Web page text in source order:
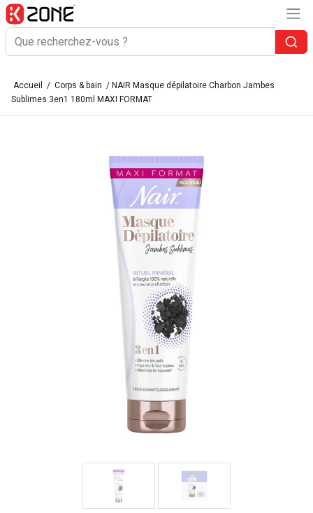
Accueil / Corps & bain / NAIR Masque dépilatoire Charbon Jambes
Sublimes 3en1 180ml MAXI FORMAT